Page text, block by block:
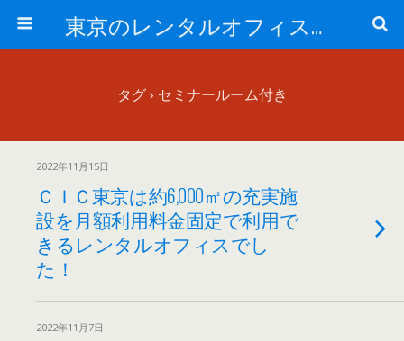
東京のレンタルオフィス、サービスオフィスの現地取材記事ブログ-ROjournal
タグ › セミナールーム付き
2022年11月15日
ＣＩＣ東京は約6,000㎡の充実施
設を月額利用料金固定で利用で
きるレンタルオフィスでし
た！
2022年11月7日